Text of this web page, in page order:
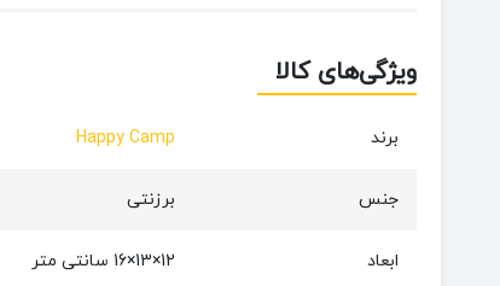
ویژگی‌های کالا
برند Happy Camp
جنس برزنتی
ابعاد 12×13×16 سانتی متر